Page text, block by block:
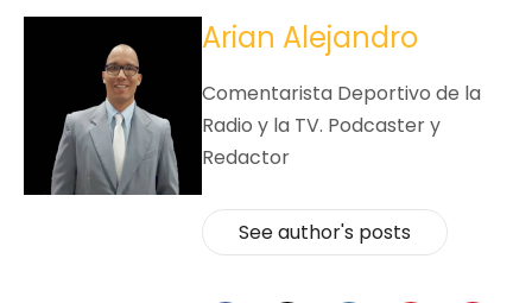
Arian Alejandro
Comentarista Deportivo de la
Radio y la TV. Podcaster y
Redactor
See author's posts